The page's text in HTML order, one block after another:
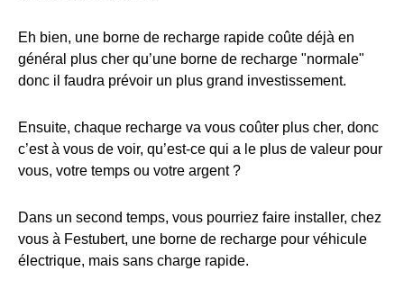
Eh bien, une borne de recharge rapide coûte déjà en
général plus cher qu’une borne de recharge "normale"
donc il faudra prévoir un plus grand investissement.
Ensuite, chaque recharge va vous coûter plus cher, donc
c’est à vous de voir, qu’est-ce qui a le plus de valeur pour
vous, votre temps ou votre argent ?
Dans un second temps, vous pourriez faire installer, chez
vous à Festubert, une borne de recharge pour véhicule
électrique, mais sans charge rapide.